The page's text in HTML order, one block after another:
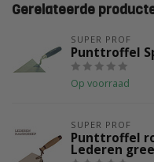
Gerelateerde
SUPER PROF
Punttroffel
Op voorraad
SUPER PROF
Punttroffel
Lederen